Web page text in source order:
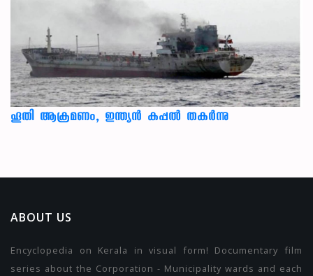
ഹൂതി ആക്രമണം, ഇന്ത്യൻ കപ്പൽ തകർന്നു
ABOUT US
Encyclopedia on Kerala in visual form! Documentary film
series about the Corporation - Municipality wards and each